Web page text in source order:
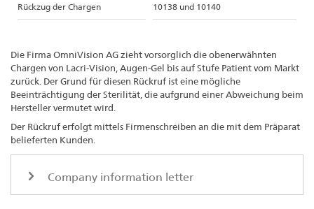
Rückzug der Chargen 10138 und 10140
Die Firma OmniVision AG zieht vorsorglich die obenerwähnten
Chargen von Lacri-Vision, Augen-Gel bis auf Stufe Patient vom Markt
zurück. Der Grund für diesen Rückruf ist eine mögliche
Beeinträchtigung der Sterilität, die aufgrund einer Abweichung beim
Hersteller vermutet wird.
Der Rückruf erfolgt mittels Firmenschreiben an die mit dem Präparat
belieferten Kunden.
Company information letter